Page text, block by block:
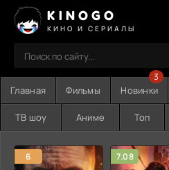
KINOGO
КИНО И СЕРИАЛЫ
Главная Фильмы Новинки
3
ТВ шоу Аниме Топ
6 7.08